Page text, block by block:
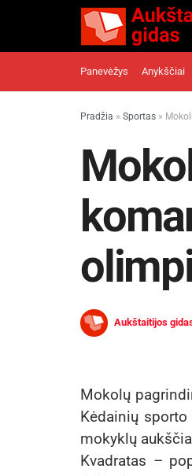
Panevėžys Anykščiai
Pradžia » Sportas »
Aukštaitijos
Mokolų
Kėdainių
mokyklų
Kvadratas –